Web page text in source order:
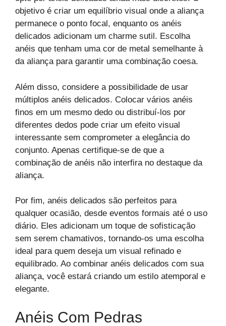
objetivo é criar um equilíbrio visual onde a aliança
permanece o ponto focal, enquanto os anéis
delicados adicionam um charme sutil. Escolha
anéis que tenham uma cor de metal semelhante à
da aliança para garantir uma combinação coesa.
Além disso, considere a possibilidade de usar
múltiplos anéis delicados. Colocar vários anéis
finos em um mesmo dedo ou distribuí-los por
diferentes dedos pode criar um efeito visual
interessante sem comprometer a elegância do
conjunto. Apenas certifique-se de que a
combinação de anéis não interfira no destaque da
aliança.
Por fim, anéis delicados são perfeitos para
qualquer ocasião, desde eventos formais até o uso
diário. Eles adicionam um toque de sofisticação
sem serem chamativos, tornando-os uma escolha
ideal para quem deseja um visual refinado e
equilibrado. Ao combinar anéis delicados com sua
aliança, você estará criando um estilo atemporal e
elegante.
Anéis Com Pedras